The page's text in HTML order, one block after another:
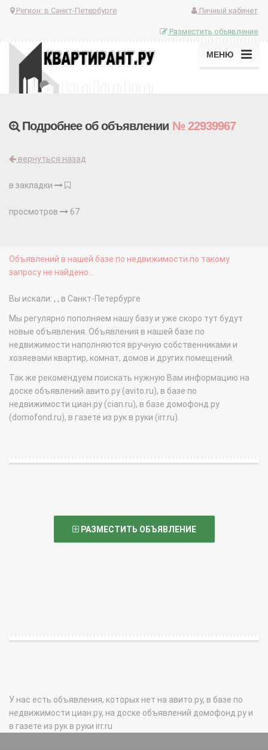
Регион: в Санкт-Петербурге Личный кабинет
Разместить объявление
МЕНЮ
Подробнее об объявлении № 22939967
вернуться назад
в закладки
просмотров 67
Объявлений в нашей базе по недвижимости по такому
запросу не найдено...
Вы искали: , , в Санкт-Петербурге
Мы регулярно пополняем нашу базу и уже скоро тут будут
новые объявления. Объявления в нашей базе по
недвижимости наполняются вручную собственниками и
хозяевами квартир, комнат, домов и других помещений.
Так же рекомендуем поискать нужную Вам информацию на
доске объявлений авито.ру (avito.ru), в базе по
недвижимости циан.ру (cian.ru), в базе домофонд.ру
(domofond.ru), в газете из рук в руки (irr.ru).
РАЗМЕСТИТЬ ОБЪЯВЛЕНИЕ
У нас есть объявления, которых нет на авито.ру, в базе по
недвижимости циан.ру, на доске объявлений домофонд.ру и
в газете из рук в руки irr.ru